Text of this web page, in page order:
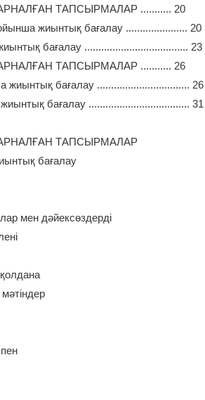
ТАПСЫРМАЛАР ........... 20
жиынтық бағалау ...................... 20
бағалау ..................................... 23
ТАПСЫРМАЛАР ........... 26
бағалау ................................. 26
бағалау .................................... 31
ТАПСЫРМАЛАР
бағалау
мен дәйексөздерді